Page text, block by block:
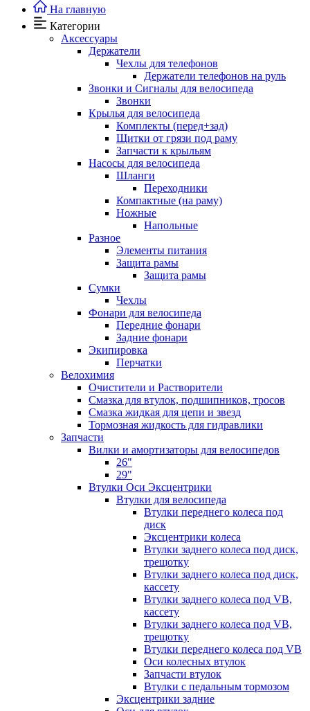
На главную
Категории
Аксессуары
Держатели
Чехлы для телефонов
Держатели телефонов на руль
Звонки и Сигналы для велосипеда
Звонки
Крылья для велосипеда
Комплекты (перед+зад)
Щитки от грязи под раму
Запчасти к крыльям
Насосы для велосипеда
Шланги
Переходники
Компактные (на раму)
Ножные
Напольные
Разное
Элементы питания
Защита рамы
Защита рамы
Сумки
Чехлы
Фонари для велосипеда
Передние фонари
Задние фонари
Экипировка
Перчатки
Велохимия
Очистители и Растворители
Смазка для втулок, подшипников, тросов
Смазка жидкая для цепи и звезд
Тормозная жидкость для гидравлики
Запчасти
Вилки и амортизаторы для велосипедов
26"
29"
Втулки Оси Эксцентрики
Втулки для велосипеда
Втулки переднего колеса под
диск
Эксцентрики колеса
Втулки заднего колеса под диск,
трещотку
Втулки заднего колеса под диск,
кассету
Втулки заднего колеса под VB,
кассету
Втулки заднего колеса под VB,
трещотку
Втулки переднего колеса под VB
Оси колесных втулок
Запчасти втулок
Втулки с педальным тормозом
Эксцентрики задние